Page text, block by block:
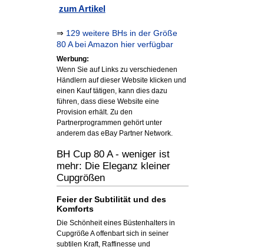
zum Artikel
⇒ 129 weitere BHs in der Größe
80 A bei Amazon hier verfügbar
Werbung:
Wenn Sie auf Links zu verschiedenen
Händlern auf dieser Website klicken und
einen Kauf tätigen, kann dies dazu
führen, dass diese Website eine
Provision erhält. Zu den
Partnerprogrammen gehört unter
anderem das eBay Partner Network.
BH Cup 80 A - weniger ist
mehr: Die Eleganz kleiner
Cupgrößen
Feier der Subtilität und des
Komforts
Die Schönheit eines Büstenhalters in
Cupgröße A offenbart sich in seiner
subtilen Kraft, Raffinesse und